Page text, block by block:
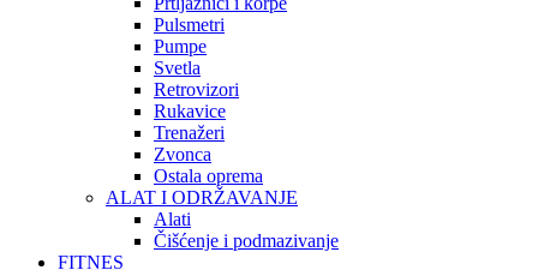
Pulsmetri
Pumpe
Svetla
Retrovizori
Rukavice
Trenažeri
Zvonca
Ostala oprema
ALAT I ODRŽAVANJE
Alati
Čišćenje i podmazivanje
FITNES